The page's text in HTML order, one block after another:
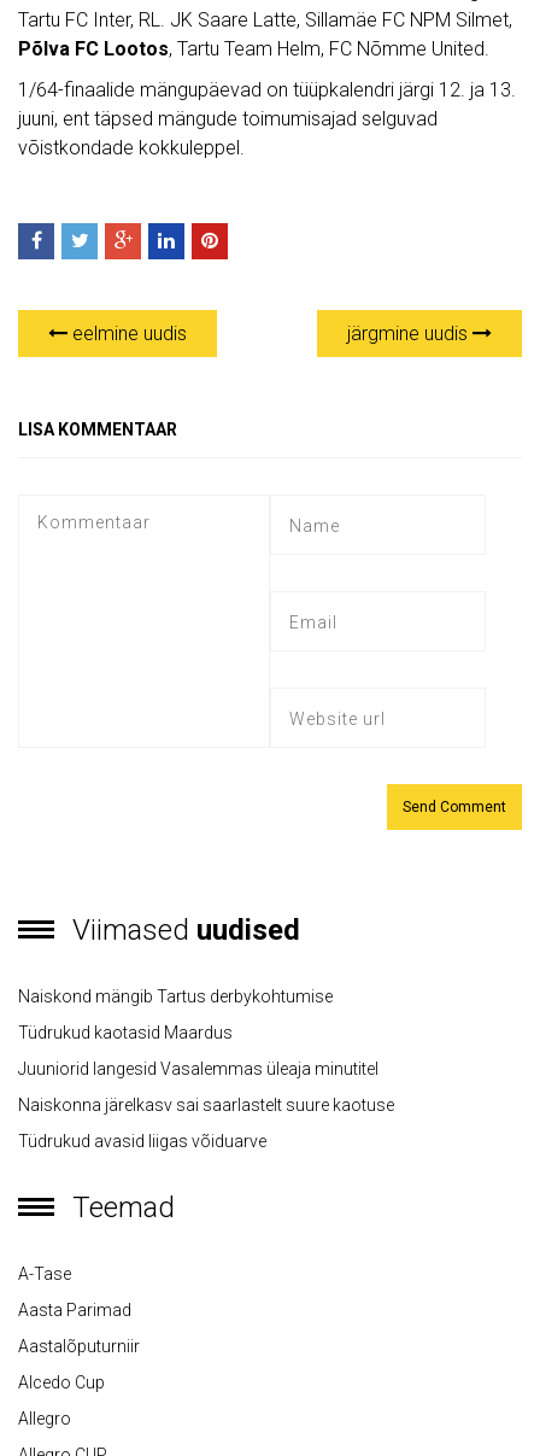
Tartu FC Inter, RL. JK Saare Latte, Sillamäe FC NPM Silmet,
Põlva FC Lootos, Tartu Team Helm, FC Nõmme United.
1/64-finaalide mängupäevad on tüüpkalendri järgi 12. ja 13.
juuni, ent täpsed mängude toimumisajad selguvad
võistkondade kokkuleppel.
eelmine uudis järgmine uudis
LISA KOMMENTAAR
Viimased uudised
Naiskond mängib Tartus derbykohtumise
Tüdrukud kaotasid Maardus
Juuniorid langesid Vasalemmas üleaja minutitel
Naiskonna järelkasv sai saarlastelt suure kaotuse
Tüdrukud avasid liigas võiduarve
Teemad
A-Tase
Aasta Parimad
Aastalõputurniir
Alcedo Cup
Allegro